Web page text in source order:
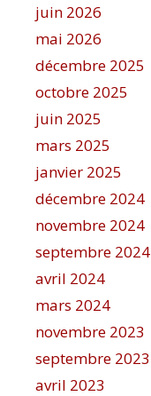
juin 2026
mai 2026
décembre 2025
octobre 2025
juin 2025
mars 2025
janvier 2025
décembre 2024
novembre 2024
septembre 2024
avril 2024
mars 2024
novembre 2023
septembre 2023
avril 2023